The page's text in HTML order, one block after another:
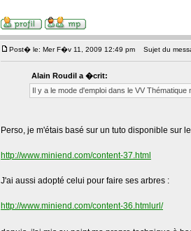
Post� le: Mer F�v 11, 2009 12:49 pm Sujet du
Alain Roudil a �crit:
Il y a le mode d'emploi dans le VV Thématique
Perso, je m'étais basé sur un tuto disponible sur
http://www.miniend.com/content-37.html
J'ai aussi adopté celui pour faire ses arbres :
http://www.miniend.com/content-36.htmlurl/